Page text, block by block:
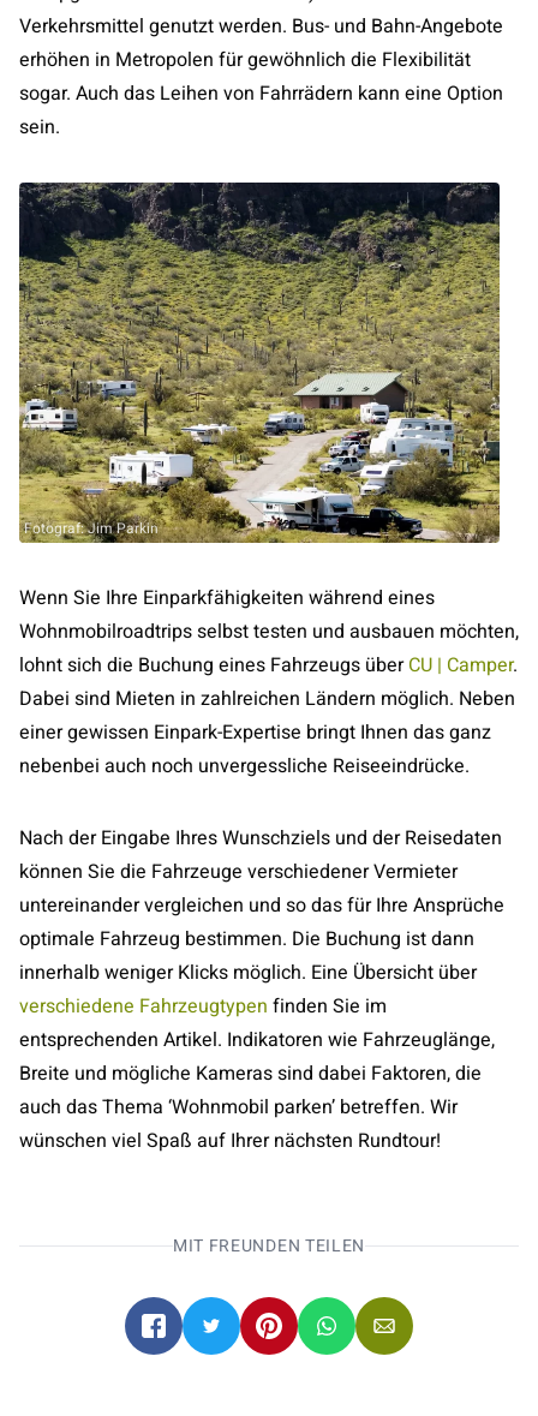
Verkehrsmittel genutzt werden. Bus- und Bahn-Angebote
erhöhen in Metropolen für gewöhnlich die Flexibilität
sogar. Auch das Leihen von Fahrrädern kann eine Option
sein.
Fotograf: Jim Parkin
Wenn Sie Ihre Einparkfähigkeiten während eines
Wohnmobilroadtrips selbst testen und ausbauen möchten,
lohnt sich die Buchung eines Fahrzeugs überCU | Camper.
Dabei sind Mieten in zahlreichen Ländern möglich. Neben
einer gewissen Einpark-Expertise bringt Ihnen das ganz
nebenbei auch noch unvergessliche Reiseeindrücke.
Nach der Eingabe Ihres Wunschziels und der Reisedaten
können Sie die Fahrzeuge verschiedener Vermieter
untereinander vergleichen und so das für Ihre Ansprüche
optimale Fahrzeug bestimmen. Die Buchung ist dann
innerhalb weniger Klicks möglich. Eine Übersicht über
verschiedene Fahrzeugtypen finden Sie im
entsprechenden Artikel. Indikatoren wie Fahrzeuglänge,
Breite und mögliche Kameras sind dabei Faktoren, die
auch das Thema ‘Wohnmobil parken’ betreffen. Wir
wünschen viel Spaß auf Ihrer nächsten Rundtour!
MIT FREUNDEN TEILEN